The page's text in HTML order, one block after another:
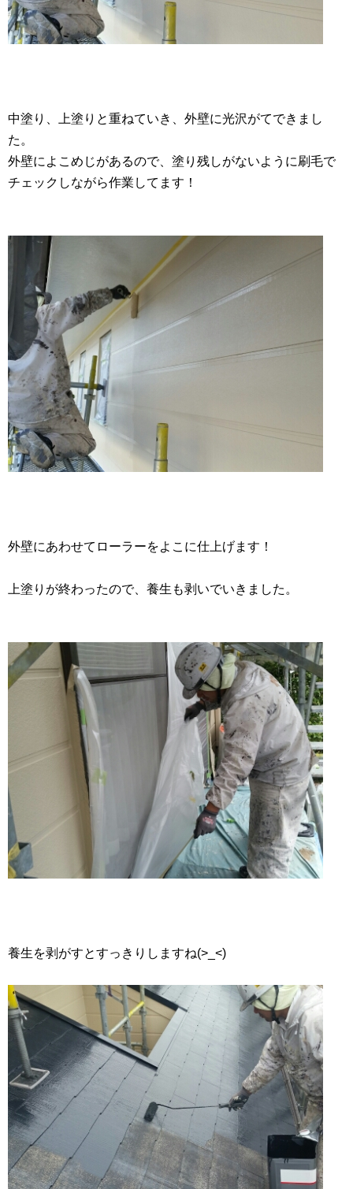
中塗り、上塗りと重ねていき、外壁に光沢がてできまし
た。
外壁によこめじがあるので、塗り残しがないように刷毛で
チェックしながら作業してます！
外壁にあわせてローラーをよこに仕上げます！
上塗りが終わったので、養生も剥いでいきました。
養生を剥がすとすっきりしますね(>_<)